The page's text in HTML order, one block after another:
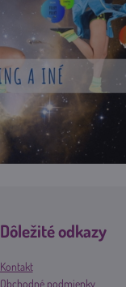
Dôležité odkazy
Kontakt
Obchodné podmienky